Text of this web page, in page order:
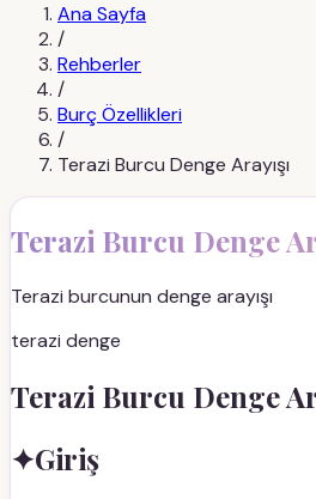
Ana Sayfa
/
Rehberler
/
Burç Özellikleri
/
Terazi Burcu Denge Arayışı
Terazi Burcu Denge
Terazi burcunun denge arayışı
terazi denge
Terazi Burcu Denge
✦Giriş